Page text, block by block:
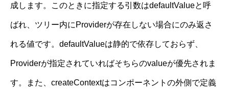
成します。このときに指定する引数はdefaultValueと呼
ばれ、ツリー内にProviderが存在しない場合にのみ返さ
れる値です。defaultValueは静的で依存しておらず、
Providerが指定されていればそちらのvalueが優先されま
す。また、createContextはコンポーネントの外側で定義